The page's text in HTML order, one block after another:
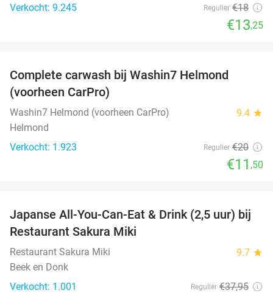
Verkocht: 9.245
Regulier €18
€13,25
Complete carwash bij Washin7 Helmond
(voorheen CarPro)
Washin7 Helmond (voorheen CarPro) 9.4 star
Helmond
Verkocht: 1.923
Regulier €20
€11 ,50
13%
Japanse All-You-Can-Eat & Drink (2,5 uur) bij
Restaurant Sakura Miki
Restaurant Sakura Miki 9.7 star
Beek en Donk
Verkocht: 1.001
Regulier €37,95